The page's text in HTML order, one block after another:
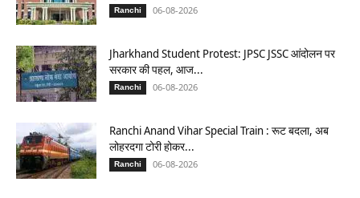
Ranchi 06-08-2026
Jharkhand Student Protest: JPSC JSSC आंदोलन पर
सरकार की पहल, आज...
Ranchi 06-08-2026
Ranchi Anand Vihar Special Train : रूट बदला, अब
लोहरदगा टोरी होकर...
Ranchi 06-08-2026